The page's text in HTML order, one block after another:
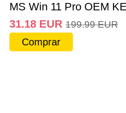
MS Win 11 Pro OEM
31.18 EUR 199.99 EUR
Comprar